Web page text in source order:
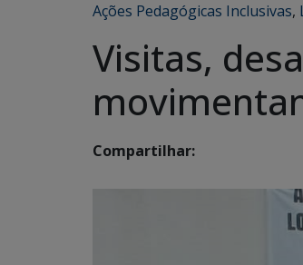
Ações Pedagógicas Inclusivas,
Visitas,
Compartilhar: